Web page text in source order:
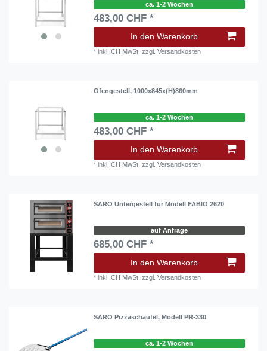
ca. 1-2 Wochen
483,00 CHF *
In den Warenkorb
*inkl. CH MwSt. zzgl.Versandkosten
Ofengestell, 1000x845x(H)860mm
ca. 1-2 Wochen
483,00 CHF *
In den Warenkorb
*inkl. CH MwSt. zzgl.Versandkosten
SARO Untergestell für Modell FABIO 2620
auf Anfrage
685,00 CHF *
In den Warenkorb
*inkl. CH MwSt. zzgl.Versandkosten
SARO Pizzaschaufel, Modell PR-330
ca. 1-2 Wochen